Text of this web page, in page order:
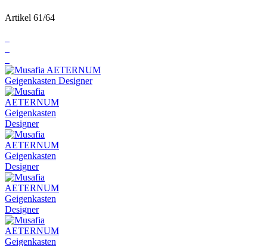
Artikel 61/64